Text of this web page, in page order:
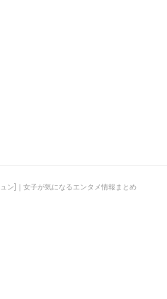
ン]｜女子が気になるエンタメ情報まとめ